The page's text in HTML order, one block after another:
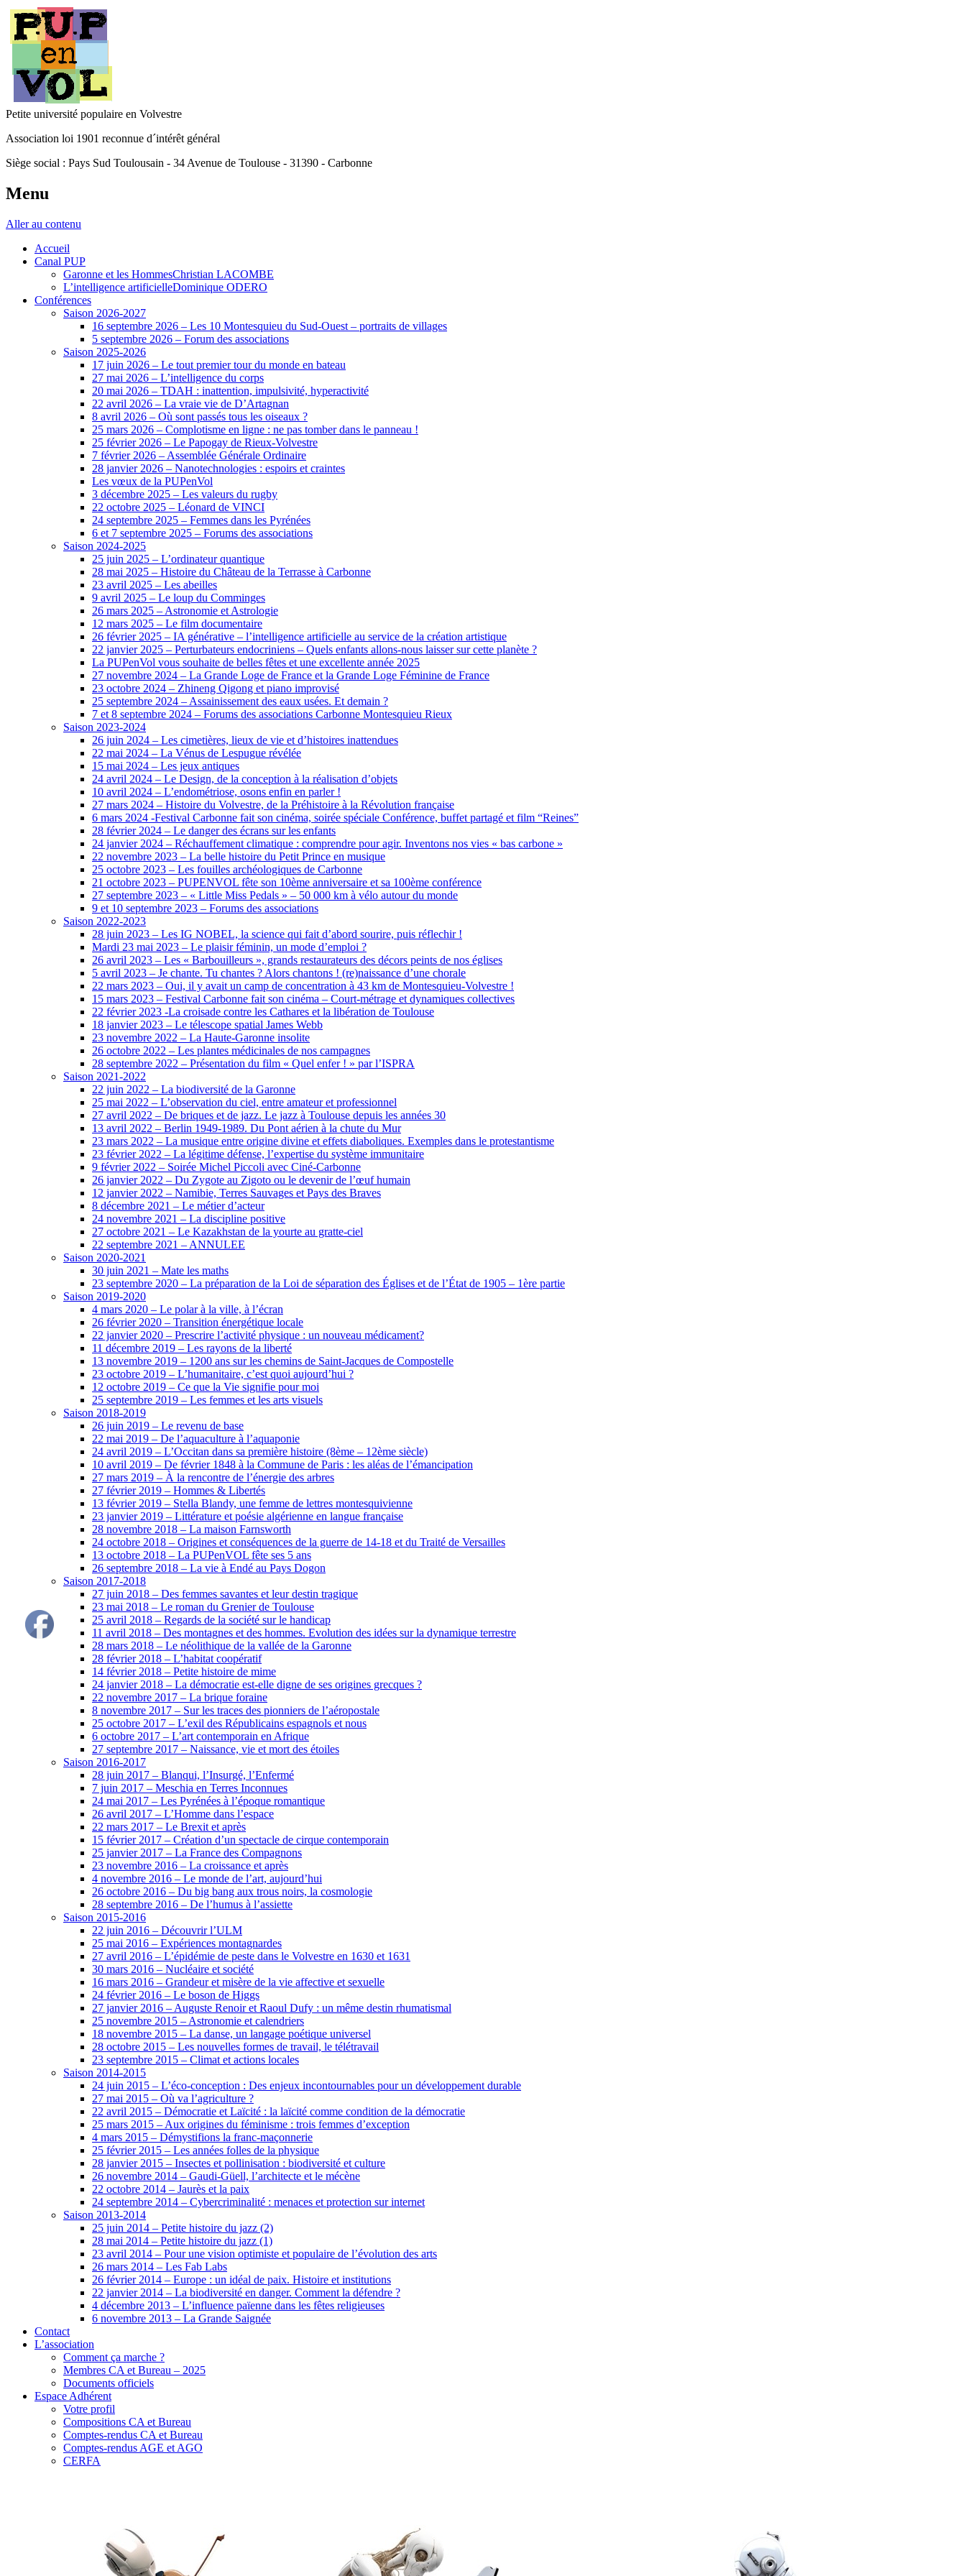
Petite université populaire en Volvestre
Association loi 1901 reconnue d´intérêt général
Siège social : Pays Sud Toulousain - 34 Avenue de Toulouse - 31390 - Carbonne
Menu
Aller au contenu
Accueil
Canal PUP
Garonne et les HommesChristian LACOMBE
L’intelligence artificielleDominique ODERO
Conférences
Saison 2026-2027
16 septembre 2026 – Les 10 Montesquieu du Sud-Ouest – portraits de villages
5 septembre 2026 – Forum des associations
Saison 2025-2026
17 juin 2026 – Le tout premier tour du monde en bateau
27 mai 2026 – L’intelligence du corps
20 mai 2026 – TDAH : inattention, impulsivité, hyperactivité
22 avril 2026 – La vraie vie de D’Artagnan
8 avril 2026 – Où sont passés tous les oiseaux ?
25 mars 2026 – Complotisme en ligne : ne pas tomber dans le panneau !
25 février 2026 – Le Papogay de Rieux-Volvestre
7 février 2026 – Assemblée Générale Ordinaire
28 janvier 2026 – Nanotechnologies : espoirs et craintes
Les vœux de la PUPenVol
3 décembre 2025 – Les valeurs du rugby
22 octobre 2025 – Léonard de VINCI
24 septembre 2025 – Femmes dans les Pyrénées
6 et 7 septembre 2025 – Forums des associations
Saison 2024-2025
25 juin 2025 – L’ordinateur quantique
28 mai 2025 – Histoire du Château de la Terrasse à Carbonne
23 avril 2025 – Les abeilles
9 avril 2025 – Le loup du Comminges
26 mars 2025 – Astronomie et Astrologie
12 mars 2025 – Le film documentaire
26 février 2025 – IA générative – l’intelligence artificielle au service de la création artistique
22 janvier 2025 – Perturbateurs endocriniens – Quels enfants allons-nous laisser sur cette planète ?
La PUPenVol vous souhaite de belles fêtes et une excellente année 2025
27 novembre 2024 – La Grande Loge de France et la Grande Loge Féminine de France
23 octobre 2024 – Zhineng Qigong et piano improvisé
25 septembre 2024 – Assainissement des eaux usées. Et demain ?
7 et 8 septembre 2024 – Forums des associations Carbonne Montesquieu Rieux
Saison 2023-2024
26 juin 2024 – Les cimetières, lieux de vie et d’histoires inattendues
22 mai 2024 – La Vénus de Lespugue révélée
15 mai 2024 – Les jeux antiques
24 avril 2024 – Le Design, de la conception à la réalisation d’objets
10 avril 2024 – L’endométriose, osons enfin en parler !
27 mars 2024 – Histoire du Volvestre, de la Préhistoire à la Révolution française
6 mars 2024 -Festival Carbonne fait son cinéma, soirée spéciale Conférence, buffet partagé et film “Reines”
28 février 2024 – Le danger des écrans sur les enfants
24 janvier 2024 – Réchauffement climatique : comprendre pour agir. Inventons nos vies « bas carbone »
22 novembre 2023 – La belle histoire du Petit Prince en musique
25 octobre 2023 – Les fouilles archéologiques de Carbonne
21 octobre 2023 – PUPENVOL fête son 10ème anniversaire et sa 100ème conférence
27 septembre 2023 – « Little Miss Pedals » – 50 000 km à vélo autour du monde
9 et 10 septembre 2023 – Forums des associations
Saison 2022-2023
28 juin 2023 – Les IG NOBEL, la science qui fait d’abord sourire, puis réflechir !
Mardi 23 mai 2023 – Le plaisir féminin, un mode d’emploi ?
26 avril 2023 – Les « Barbouilleurs », grands restaurateurs des décors peints de nos églises
5 avril 2023 – Je chante. Tu chantes ? Alors chantons ! (re)naissance d’une chorale
22 mars 2023 – Oui, il y avait un camp de concentration à 43 km de Montesquieu-Volvestre !
15 mars 2023 – Festival Carbonne fait son cinéma – Court-métrage et dynamiques collectives
22 février 2023 -La croisade contre les Cathares et la libération de Toulouse
18 janvier 2023 – Le télescope spatial James Webb
23 novembre 2022 – La Haute-Garonne insolite
26 octobre 2022 – Les plantes médicinales de nos campagnes
28 septembre 2022 – Présentation du film « Quel enfer ! » par l’ISPRA
Saison 2021-2022
22 juin 2022 – La biodiversité de la Garonne
25 mai 2022 – L’observation du ciel, entre amateur et professionnel
27 avril 2022 – De briques et de jazz. Le jazz à Toulouse depuis les années 30
13 avril 2022 – Berlin 1949-1989. Du Pont aérien à la chute du Mur
23 mars 2022 – La musique entre origine divine et effets diaboliques. Exemples dans le protestantisme
23 février 2022 – La légitime défense, l’expertise du système immunitaire
9 février 2022 – Soirée Michel Piccoli avec Ciné-Carbonne
26 janvier 2022 – Du Zygote au Zigoto ou le devenir de l’œuf humain
12 janvier 2022 – Namibie, Terres Sauvages et Pays des Braves
8 décembre 2021 – Le métier d’acteur
24 novembre 2021 – La discipline positive
27 octobre 2021 – Le Kazakhstan de la yourte au gratte-ciel
22 septembre 2021 – ANNULEE
Saison 2020-2021
30 juin 2021 – Mate les maths
23 septembre 2020 – La préparation de la Loi de séparation des Églises et de l’État de 1905 – 1ère partie
Saison 2019-2020
4 mars 2020 – Le polar à la ville, à l’écran
26 février 2020 – Transition énergétique locale
22 janvier 2020 – Prescrire l’activité physique : un nouveau médicament?
11 décembre 2019 – Les rayons de la liberté
13 novembre 2019 – 1200 ans sur les chemins de Saint-Jacques de Compostelle
23 octobre 2019 – L’humanitaire, c’est quoi aujourd’hui ?
12 octobre 2019 – Ce que la Vie signifie pour moi
25 septembre 2019 – Les femmes et les arts visuels
Saison 2018-2019
26 juin 2019 – Le revenu de base
22 mai 2019 – De l’aquaculture à l’aquaponie
24 avril 2019 – L’Occitan dans sa première histoire (8ème – 12ème siècle)
10 avril 2019 – De février 1848 à la Commune de Paris : les aléas de l’émancipation
27 mars 2019 – À la rencontre de l’énergie des arbres
27 février 2019 – Hommes & Libertés
13 février 2019 – Stella Blandy, une femme de lettres montesquivienne
23 janvier 2019 – Littérature et poésie algérienne en langue française
28 novembre 2018 – La maison Farnsworth
24 octobre 2018 – Origines et conséquences de la guerre de 14-18 et du Traité de Versailles
13 octobre 2018 – La PUPenVOL fête ses 5 ans
26 septembre 2018 – La vie à Endé au Pays Dogon
Saison 2017-2018
27 juin 2018 – Des femmes savantes et leur destin tragique
23 mai 2018 – Le roman du Grenier de Toulouse
25 avril 2018 – Regards de la société sur le handicap
11 avril 2018 – Des montagnes et des hommes. Evolution des idées sur la dynamique terrestre
28 mars 2018 – Le néolithique de la vallée de la Garonne
28 février 2018 – L’habitat coopératif
14 février 2018 – Petite histoire de mime
24 janvier 2018 – La démocratie est-elle digne de ses origines grecques ?
22 novembre 2017 – La brique foraine
8 novembre 2017 – Sur les traces des pionniers de l’aéropostale
25 octobre 2017 – L’exil des Républicains espagnols et nous
6 octobre 2017 – L’art contemporain en Afrique
27 septembre 2017 – Naissance, vie et mort des étoiles
Saison 2016-2017
28 juin 2017 – Blanqui, l’Insurgé, l’Enfermé
7 juin 2017 – Meschia en Terres Inconnues
24 mai 2017 – Les Pyrénées à l’époque romantique
26 avril 2017 – L’Homme dans l’espace
22 mars 2017 – Le Brexit et après
15 février 2017 – Création d’un spectacle de cirque contemporain
25 janvier 2017 – La France des Compagnons
23 novembre 2016 – La croissance et après
4 novembre 2016 – Le monde de l’art, aujourd’hui
26 octobre 2016 – Du big bang aux trous noirs, la cosmologie
28 septembre 2016 – De l’humus à l’assiette
Saison 2015-2016
22 juin 2016 – Découvrir l’ULM
25 mai 2016 – Expériences montagnardes
27 avril 2016 – L’épidémie de peste dans le Volvestre en 1630 et 1631
30 mars 2016 – Nucléaire et société
16 mars 2016 – Grandeur et misère de la vie affective et sexuelle
24 février 2016 – Le boson de Higgs
27 janvier 2016 – Auguste Renoir et Raoul Dufy : un même destin rhumatismal
25 novembre 2015 – Astronomie et calendriers
18 novembre 2015 – La danse, un langage poétique universel
28 octobre 2015 – Les nouvelles formes de travail, le télétravail
23 septembre 2015 – Climat et actions locales
Saison 2014-2015
24 juin 2015 – L’éco-conception : Des enjeux incontournables pour un développement durable
27 mai 2015 – Où va l’agriculture ?
22 avril 2015 – Démocratie et Laïcité : la laïcité comme condition de la démocratie
25 mars 2015 – Aux origines du féminisme : trois femmes d’exception
4 mars 2015 – Démystifions la franc-maçonnerie
25 février 2015 – Les années folles de la physique
28 janvier 2015 – Insectes et pollinisation : biodiversité et culture
26 novembre 2014 – Gaudi-Güell, l’architecte et le mécène
22 octobre 2014 – Jaurès et la paix
24 septembre 2014 – Cybercriminalité : menaces et protection sur internet
Saison 2013-2014
25 juin 2014 – Petite histoire du jazz (2)
28 mai 2014 – Petite histoire du jazz (1)
23 avril 2014 – Pour une vision optimiste et populaire de l’évolution des arts
26 mars 2014 – Les Fab Labs
26 février 2014 – Europe : un idéal de paix. Histoire et institutions
22 janvier 2014 – La biodiversité en danger. Comment la défendre ?
4 décembre 2013 – L’influence païenne dans les fêtes religieuses
6 novembre 2013 – La Grande Saignée
Contact
L’association
Comment ça marche ?
Membres CA et Bureau – 2025
Documents officiels
Espace Adhérent
Votre profil
Compositions CA et Bureau
Comptes-rendus CA et Bureau
Comptes-rendus AGE et AGO
CERFA